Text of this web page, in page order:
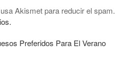
Akismet para reducir el spam.
Preferidos Para El Verano